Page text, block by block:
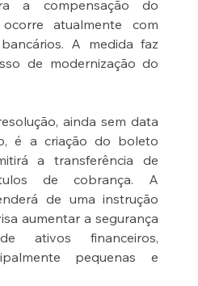
a compensação do
atualmente com
A medida faz
de modernização do
ainda sem data
é a criação do boleto
a transferência de
de cobrança. A
de uma instrução
aumentar a segurança
ativos financeiros,
pequenas e